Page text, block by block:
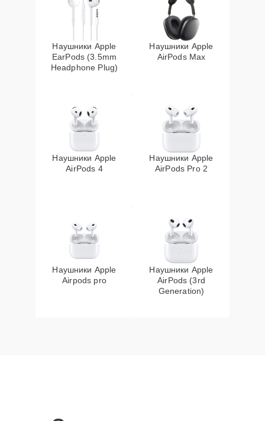
Наушники Apple
EarPods (3.5mm
Headphone Plug)
Наушники Apple
AirPods Max
Наушники Apple
AirPods 4
Наушники Apple
AirPods Pro 2
Наушники Apple
Airpods pro
Наушники Apple
AirPods (3rd
Generation)